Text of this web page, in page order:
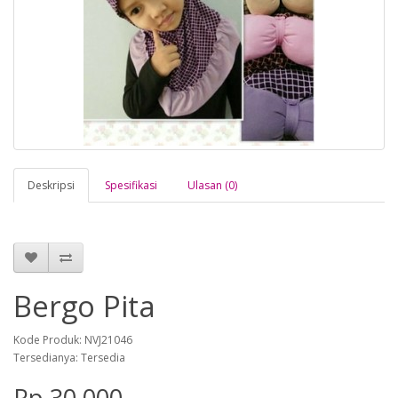
Deskripsi Spesifikasi Ulasan (0)
Bergo Pita
Kode Produk: NVJ21046
Tersedianya: Tersedia